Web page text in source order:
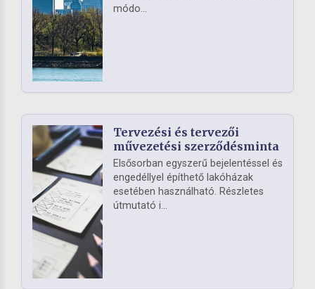
módo...
Tervezési és tervezői
művezetési szerződésminta
Elsősorban egyszerű bejelentéssel és
engedéllyel építhető lakóházak
esetében használható. Részletes
útmutató i...